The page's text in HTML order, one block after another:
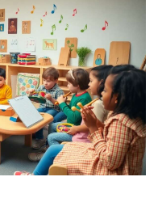
avec des barres en acier.
Ces premiers instruments
de musique pour bébé
sont non seulement
robustes, mais aussi sûrs
: fabriqués avec des
matériaux sans BPA et
une peinture sans plomb,
ils ont passé les
certifications CE / EN71,
sont non toxiques et
adaptés aux jeunes